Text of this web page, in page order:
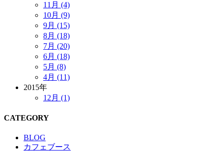
11月 (4)
10月 (9)
9月 (15)
8月 (18)
7月 (20)
6月 (18)
5月 (8)
4月 (11)
2015年
12月 (1)
CATEGORY
BLOG
カフェブース